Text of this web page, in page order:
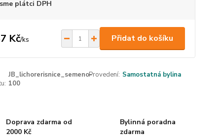
plátci DPH
Kč/ks Přidat do košíku
JB_lichorerisnice_semeno-
100
Provedení: Samostatná bylina
Doprava zdarma od
2000 Kč
Bylinná poradna
zdarma